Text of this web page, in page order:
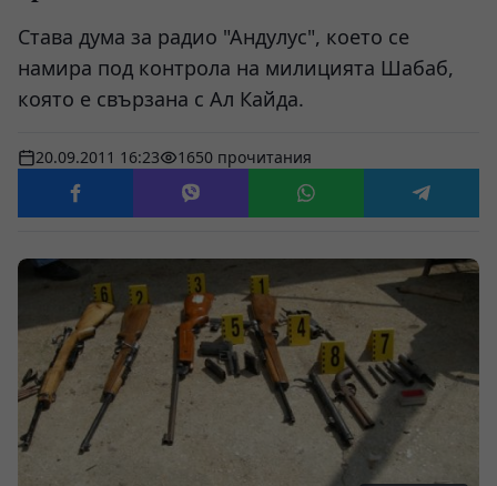
Става дума за радио "Андулус", което се
намира под контрола на милицията Шабаб,
която е свързана с Ал Кайда.
20.09.2011 16:23 1650 прочитания